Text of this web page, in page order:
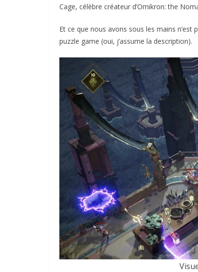
Cage, célèbre créateur d’Omikron: the
Et ce que nous avons sous les mains n’est
puzzle game (oui, j’assume la description).